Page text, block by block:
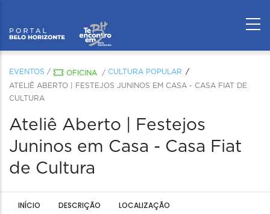
EVENTOS / OFICINA / CULTURA POPULAR
ATELIÊ ABERTO | FESTEJOS JUNINOS EM CASA - CASA FIAT DE
CULTURA
Ateliê Aberto | Festejos
Juninos em Casa - Casa Fiat
de Cultura
INÍCIO DESCRIÇÃO LOCALIZAÇÃO